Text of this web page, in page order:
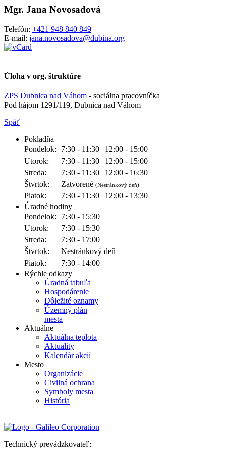
Mgr. Jana Novosadová
Telefón: +421 948 840 849
E-mail: jana.novosadova@dubina.org
Úloha v org. štruktúre
ZPS Dubnica nad Váhom - sociálna pracovníčka
Pod hájom 1291/119, Dubnica nad Váhom
Späť
Pokladňa
Pondelok:
7:30 - 11:30
12:00 - 15:00
Utorok:
7:30 - 11:30
12:00 - 15:00
Streda:
7:30 - 11:30
12:00 - 16:30
Štvrtok:
Zatvorené (Nestránkový deň)
Piatok: 7:30 - 11:30
12:00 - 13:30
Úradné hodiny
Pondelok:
7:30 - 15:30
Utorok:
7:30 - 15:30
Streda:
7:30 - 17:00
Štvrtok:
Nestránkový deň
Piatok:
7:30 - 14:00
Rýchle odkazy
Úradná tabuľa
Hospodárenie
Dôležité oznamy
Územný plán
mesta
Aktuálne
Aktuálna teplota
Aktuality
Kalendár akcií
Mesto
Organizácie
Civilná ochrana
Symboly mesta
História
Technický prevádzkovateľ: